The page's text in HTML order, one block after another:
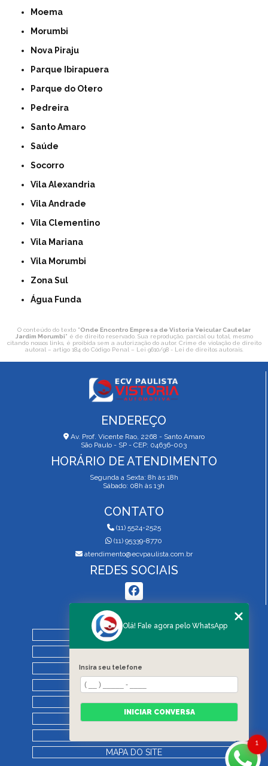
Moema
Morumbi
Nova Piraju
Parque Ibirapuera
Parque do Otero
Pedreira
Santo Amaro
Saúde
Socorro
Vila Alexandria
Vila Andrade
Vila Clementino
Vila Mariana
Vila Morumbi
Zona Sul
Água Funda
O conteúdo do texto "Onde Encontro Empresa de Vistoria Veicular Cautelar
Jardim Morumbi" é de direito reservado. Sua reprodução, parcial ou total, mesmo
citando nossos links, é proibida sem a autorização do autor. Crime de violação de direito
autoral – artigo 184 do Código Penal – Lei 9610/98 - Lei de direitos autorais.
ENDEREÇO
Av. Prof. Vicente Rao, 2268 - Santo Amaro
São Paulo - SP - CEP: 04636-003
HORÁRIO DE ATENDIMENTO
Segunda a Sexta: 8h às 18h
Sábado: 08h às 13h
CONTATO
(11) 5524-2525
(11) 95339-8770
atendimento@ecvpaulista.com.br
REDES SOCIAIS
MENU
QUEM SOMOS
SERVIÇOS
BLOG
REGRAS DE VISTORIA
MAPA DO SITE
1
Olá! Fale agora pelo WhatsApp
Insira seu telefone
INICIAR CONVERSA